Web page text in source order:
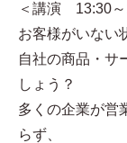
＜講演 13:30～
お客様がいない
自社の商品・サ
しょう？
多くの企業が営
らず、